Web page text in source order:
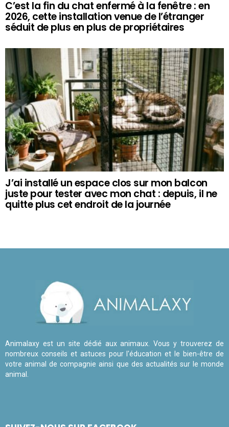
C’est la fin du chat enfermé à la fenêtre : en
2026, cette installation venue de l’étranger
séduit de plus en plus de propriétaires
J’ai installé un espace clos sur mon balcon
juste pour tester avec mon chat : depuis, il ne
quitte plus cet endroit de la journée
Animalaxy est un site dédié aux animaux. Vous y trouverez de
nombreux conseils et astuces pour l'éducation et le bien-être de
votre animal de compagnie ainsi que des actualités sur le monde
animal.